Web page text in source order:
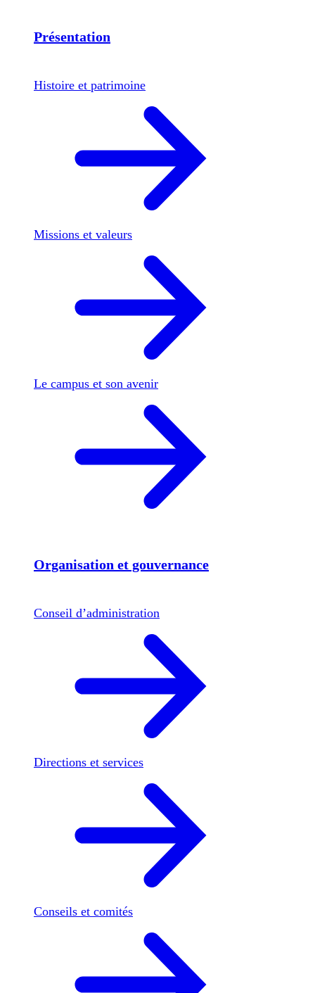
Présentation
Histoire et patrimoine
Missions et valeurs
Le campus et son avenir
Organisation et gouvernance
Conseil d’administration
Directions et services
Conseils et comités